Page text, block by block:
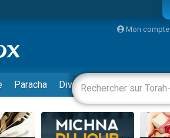
insalubre
Hamazone à travers le temps
Mon compte
Paracha Divertissements Livres